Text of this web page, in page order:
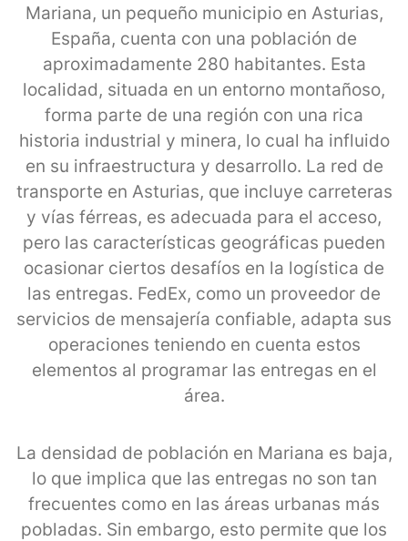
Mariana, un pequeño municipio en Asturias,
España, cuenta con una población de
aproximadamente 280 habitantes. Esta
localidad, situada en un entorno montañoso,
forma parte de una región con una rica
historia industrial y minera, lo cual ha influido
en su infraestructura y desarrollo. La red de
transporte en Asturias, que incluye carreteras
y vías férreas, es adecuada para el acceso,
pero las características geográficas pueden
ocasionar ciertos desafíos en la logística de
las entregas. FedEx, como un proveedor de
servicios de mensajería confiable, adapta sus
operaciones teniendo en cuenta estos
elementos al programar las entregas en el
área.
La densidad de población en Mariana es baja,
lo que implica que las entregas no son tan
frecuentes como en las áreas urbanas más
pobladas. Sin embargo, esto permite que los